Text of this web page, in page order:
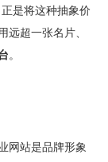
是将这种抽象价
远超一张名片、
。
网站是品牌形象